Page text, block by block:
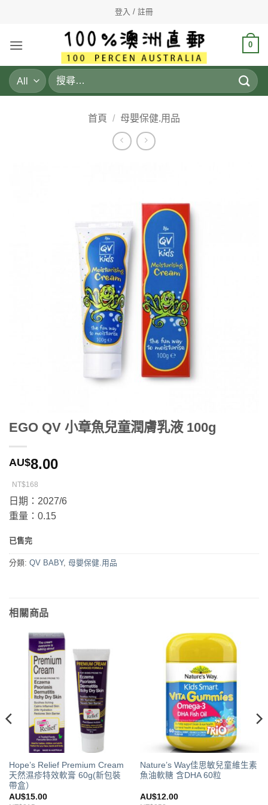
登入 / 註冊
0
搜
尋
首頁 / 母嬰保健.用品
EGO QV 小章魚兒童潤膚乳液 100g
AU$8.00
NT$168
日期：2027/6
重量：0.15
已售完
分類: QV BABY, 母嬰保健.用品
相關商品
Hope’s Relief Premium Cream
天然濕疹特效軟膏 60g(新包裝
帶盒）
AU$15.00
Nature’s Way佳思敏兒童維生素
魚油軟糖 含DHA 60粒
AU$12.00